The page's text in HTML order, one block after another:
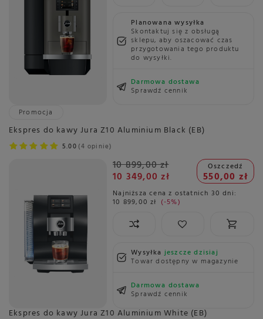
Planowana wysyłka
Skontaktuj się z obsługą
sklepu, aby oszacować czas
przygotowania tego produktu
do wysyłki.
Darmowa dostawa
Sprawdź cennik
Promocja
Ekspres do kawy Jura Z10 Aluminium Black (EB)
5.00 4 opinie
10 899,00 zł
10 349,00 zł
Oszczedź
550,00 zł
Najniższa cena z ostatnich 30 dni:
10 899,00 zł -5%
Wysyłkajeszcze dzisiaj
Towar dostępny w magazynie
Darmowa dostawa
Sprawdź cennik
Ekspres do kawy Jura Z10 Aluminium White (EB)